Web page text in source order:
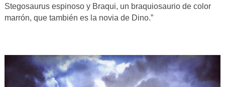
Stegosaurus espinoso y Braqui, un braquiosaurio de color
marrón, que también es la novia de Dino.”